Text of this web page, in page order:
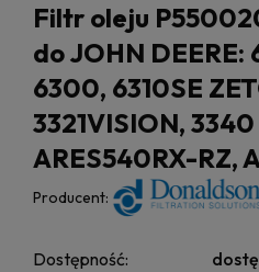
Filtr oleju
do JOHN DEERE:
6300, 6310SE
3321VISION,
ARES540RX-RZ,
Producent:
Dostępność: